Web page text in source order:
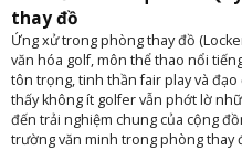
thay đồ
Ứng xử trong phòng thay đồ
văn hóa golf, môn thể thao nổi
tôn trọng, tinh thần fair play và
thấy không ít golfer vẫn phớt lờ
đến trải nghiệm chung của cộng
trường văn minh trong phòng thay